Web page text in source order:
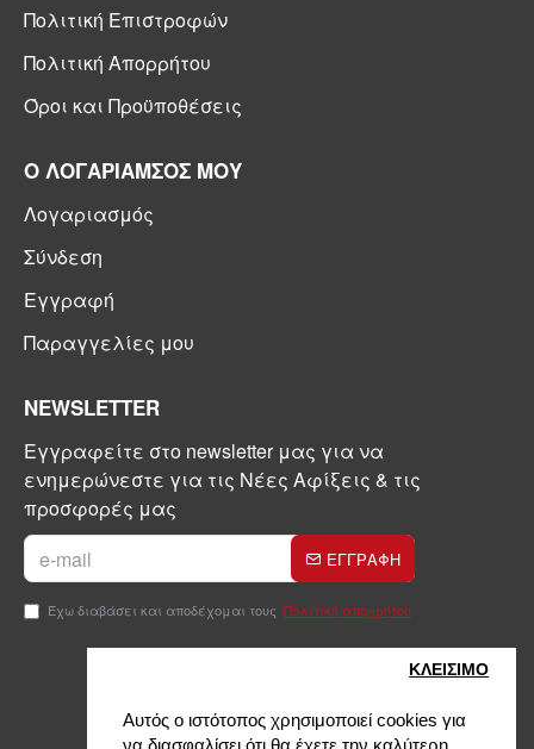
Αυτός ο ιστότοπος χρησιμοποιεί cookies για
ΚΛΕΙΣIΜΟ
Πολιτική Επιστροφών
Πολιτική Απορρήτου
Όροι και Προϋποθέσεις
Ο ΛΟΓΑΡΙΑΜΣΟΣ ΜΟΥ
Λογαριασμός
Σύνδεση
Εγγραφή
Παραγγελίες μου
NEWSLETTER
Εγγραφείτε στο newsletter μας για να
ενημερώνεστε για τις Νέες Αφίξεις & τις
προσφορές μας
ΕΓΓΡΑΦΗ
Έχω διαβάσει και αποδέχομαι τους Πολιτική απορρήτου